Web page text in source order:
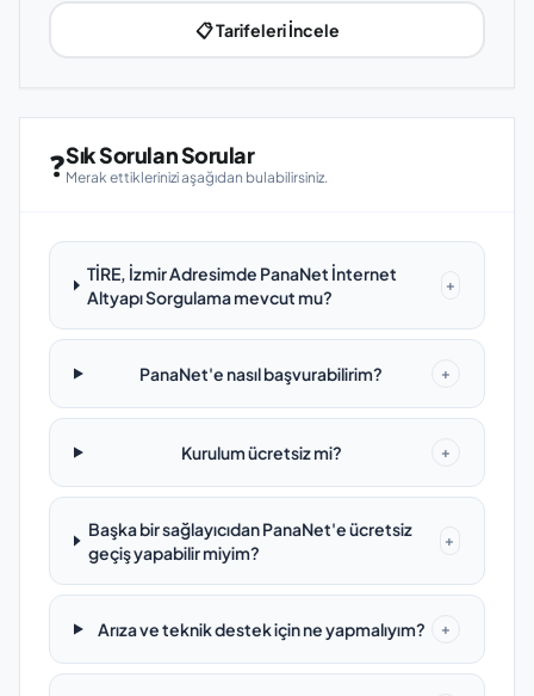
📋 Tarifeleri İncele
❓Sık Sorulan Sorular
Merak ettiklerinizi aşağıdan bulabilirsiniz.
TİRE, İzmir Adresimde PanaNet İnternet
Altyapı Sorgulama mevcut mu?
+
PanaNet'e nasıl başvurabilirim? +
Kurulum ücretsiz mi? +
Başka bir sağlayıcıdan PanaNet'e ücretsiz
geçiş yapabilir miyim?
+
Arıza ve teknik destek için ne yapmalıyım? +